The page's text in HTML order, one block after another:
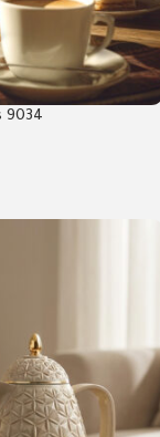
9034 TIRAMISU Thermos